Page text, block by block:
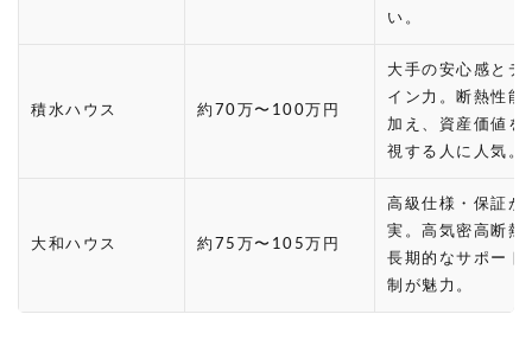
い。
積水ハウス 約70万〜100万円
大手の安心感とデ
イン力。断熱性能
加え、資産価値を
視する人に人気。
大和ハウス 約75万〜105万円
高級仕様・保証が
実。高気密高断熱
長期的なサポート
制が魅力。